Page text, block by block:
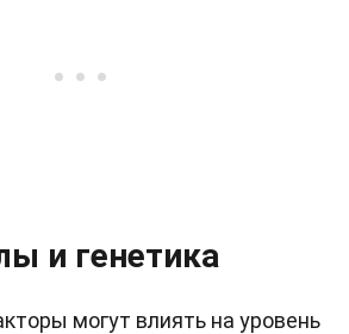
и генетика
могут влиять на уровень